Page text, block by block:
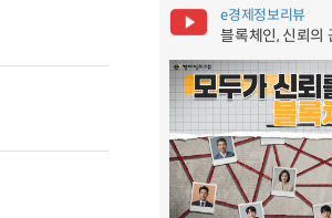
e경제정보리뷰
블록체인, 신뢰의